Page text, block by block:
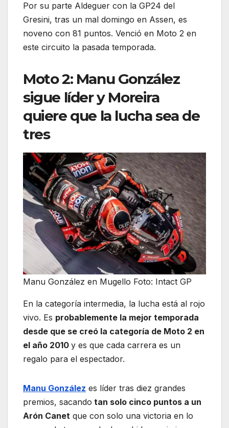
Por su parte Aldeguer con la GP24 del
Gresini, tras un mal domingo en Assen, es
noveno con 81 puntos. Venció en Moto 2 en
este circuito la pasada temporada.
Moto 2: Manu González
sigue líder y Moreira
quiere que la lucha sea de
tres
Manu González en Mugello Foto: Intact GP
En la categoría intermedia, la lucha está al rojo
vivo. Es probablemente la mejor temporada
desde que se creó la categoría de Moto 2 en
el año 2010 y es que cada carrera es un
regalo para el espectador.
Manu González es líder tras diez grandes
premios, sacando tan solo cinco puntos a un
Arón Canet que con solo una victoria en lo